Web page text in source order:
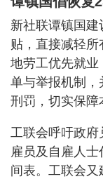
新社联谭镇国
贴，直接减轻
地劳工优先就业
单与举报机制，
刑罚，切实保障
工联会呼吁政府
雇员及自雇人
间表。工联会又